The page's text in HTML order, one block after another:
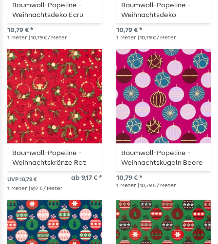
Baumwoll-Popeline -
Weihnachtsdeko Ecru
Gold
10,79 € *
1 Meter | 10,79 € / Meter
Baumwoll-Popeline -
Weihnachtsdeko
Petrolgrün Gold
10,79 € *
1 Meter | 10,79 € / Meter
Baumwoll-Popeline -
Weihnachtskränze Rot
Gold
UVP 10,79 € ab 9,17 € *
1 Meter | 9,17 € / Meter
Baumwoll-Popeline -
Weihnachtskugeln Beere
Gold
10,79 € *
1 Meter | 10,79 € / Meter